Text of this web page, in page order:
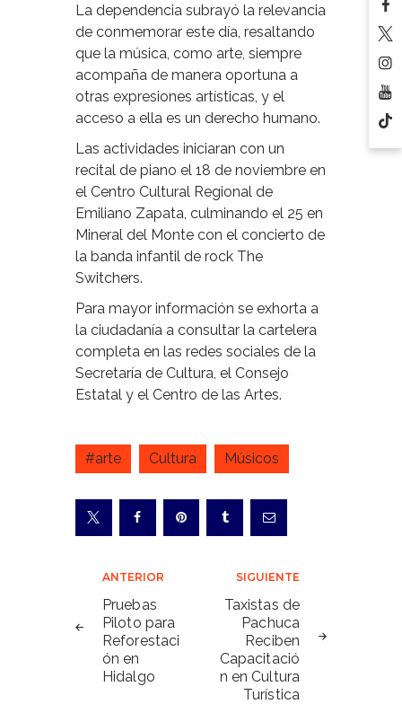
La dependencia subrayó la relevancia
de conmemorar este día, resaltando
que la música, como arte, siempre
acompaña de manera oportuna a
otras expresiones artísticas, y el
acceso a ella es un derecho humano.
Las actividades iniciaran con un
recital de piano el 18 de noviembre en
el Centro Cultural Regional de
Emiliano Zapata, culminando el 25 en
Mineral del Monte con el concierto de
la banda infantil de rock The
Switchers.
Para mayor información se exhorta a
la ciudadanía a consultar la cartelera
completa en las redes sociales de la
Secretaría de Cultura, el Consejo
Estatal y el Centro de las Artes.
#arte Cultura Músicos
Navegación
de
entradas
ANTERIOR
Pruebas
Piloto para
Reforestaci
ón en
Hidalgo
SIGUIENTE
Taxistas de
Pachuca
Reciben
Capacitació
n en Cultura
Turística